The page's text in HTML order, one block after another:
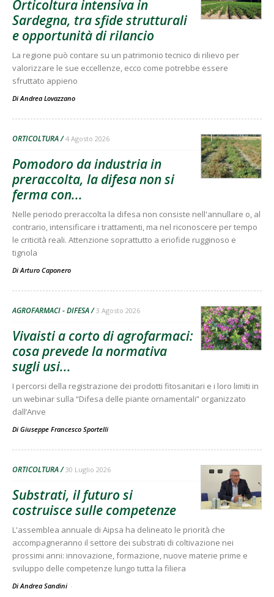
Orticoltura intensiva in
Sardegna, tra sfide strutturali
e opportunità di rilancio
La regione può contare su un patrimonio tecnico di rilievo per
valorizzare le sue eccellenze, ecco come potrebbe essere
sfruttato appieno
Di Andrea Lovazzano
ORTICOLTURA 4 Agosto 2026
Pomodoro da industria in
preraccolta, la difesa non si
ferma con...
Nelle periodo preraccolta la difesa non consiste nell'annullare o, al
contrario, intensificare i trattamenti, ma nel riconoscere per tempo
le criticità reali. Attenzione soprattutto a eriofide rugginoso e
tignola
Di Arturo Caponero
AGROFARMACI - DIFESA 3 Agosto 2026
Vivaisti a corto di agrofarmaci:
cosa prevede la normativa
sugli usi...
I percorsi della registrazione dei prodotti fitosanitari e i loro limiti in
un webinar sulla “Difesa delle piante ornamentali” organizzato
dall’Anve
Di Giuseppe Francesco Sportelli
ORTICOLTURA 30 Luglio 2026
Substrati, il futuro si
costruisce sulle competenze
L'assemblea annuale di Aipsa ha delineato le priorità che
accompagneranno il settore dei substrati di coltivazione nei
prossimi anni: innovazione, formazione, nuove materie prime e
sviluppo delle competenze lungo tutta la filiera
Di Andrea Sandini -